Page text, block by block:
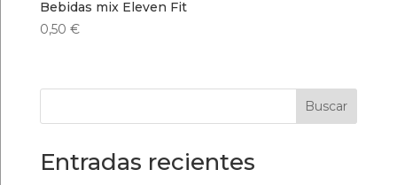
Bebidas mix Eleven Fit
0,50 €
Buscar
Entradas recientes